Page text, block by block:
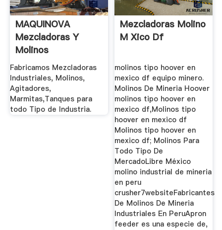
MAQUINOVA
Mezcladoras Y
Molinos
MAQUINOVA
Fabricamos Mezcladoras
Industriales, Molinos,
Agitadores,
Marmitas,Tanques para
todo Tipo de Industria.
Mezcladoras Molino
M Xico Df
molinos tipo hoover en
mexico df equipo minero.
Molinos De Mineria Hoover
molinos tipo hoover en
mexico df,Molinos tipo
hoover en mexico df
Molinos tipo hoover en
mexico df; Molinos Para
Todo Tipo De
MercadoLibre México
molino industrial de mineria
en peru
crusher7websiteFabricantes
De Molinos De Mineria
Industriales En PeruApron
feeder es una especie de,